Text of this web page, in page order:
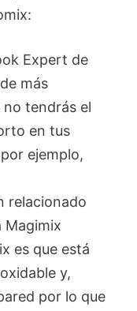
Expert de
más
tendrás el
en tus
ejemplo,
relacionado
Magimix
es que está
y,
por lo que